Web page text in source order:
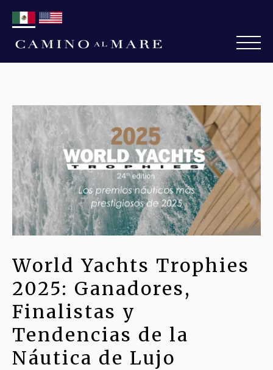
World Yachts Trophies
2025: Ganadores,
Finalistas y
Tendencias de la
Náutica de Lujo